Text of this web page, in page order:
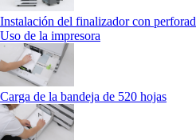
Instalación del finalizador con
Uso de la impresora
Carga de la bandeja de 520 hojas